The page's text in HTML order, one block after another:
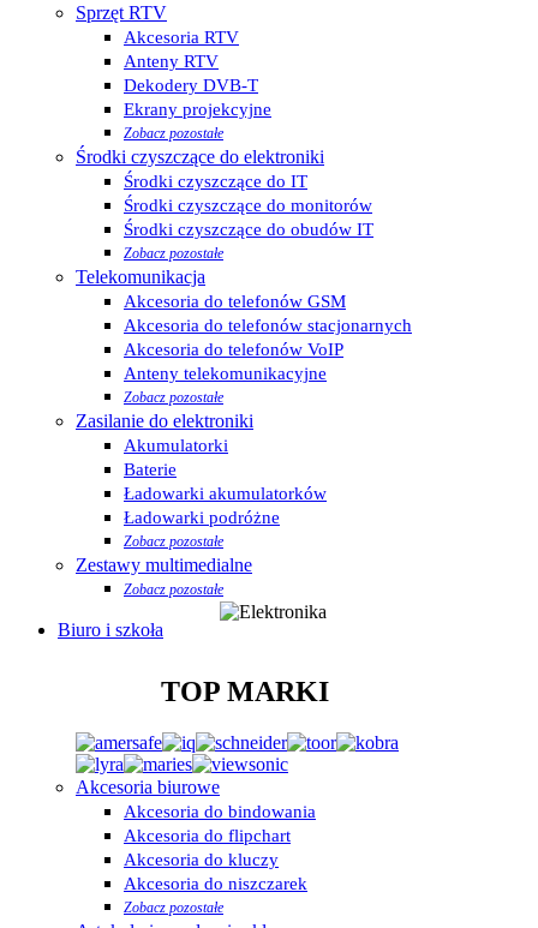
Sprzęt RTV
Akcesoria RTV
Anteny RTV
Dekodery DVB-T
Ekrany projekcyjne
Zobacz pozostałe
Środki czyszczące do elektroniki
Środki czyszczące do IT
Środki czyszczące do monitorów
Środki czyszczące do obudów IT
Zobacz pozostałe
Telekomunikacja
Akcesoria do telefonów GSM
Akcesoria do telefonów stacjonarnych
Akcesoria do telefonów VoIP
Anteny telekomunikacyjne
Zobacz pozostałe
Zasilanie do elektroniki
Akumulatorki
Baterie
Ładowarki akumulatorków
Ładowarki podróżne
Zobacz pozostałe
Zestawy multimedialne
Zobacz pozostałe
Biuro i szkoła
TOP MARKI
Akcesoria biurowe
Akcesoria do bindowania
Akcesoria do flipchart
Akcesoria do kluczy
Akcesoria do niszczarek
Zobacz pozostałe